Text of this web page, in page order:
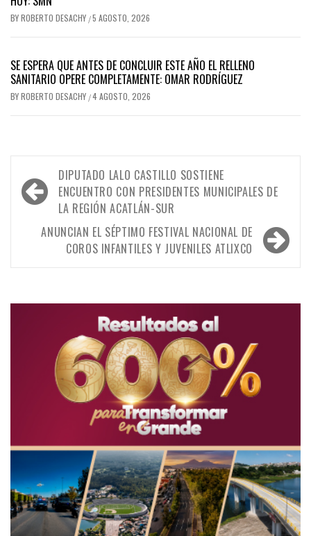
BYROBERTO DESACHY /5 AGOSTO, 2026
SE ESPERA QUE ANTES DE CONCLUIR ESTE AÑO EL RELLENO
SANITARIO OPERE COMPLETAMENTE: OMAR RODRÍGUEZ
BYROBERTO DESACHY /4 AGOSTO, 2026
Navegación
de
entradas
DIPUTADO LALO CASTILLO SOSTIENE
ENCUENTRO CON PRESIDENTES MUNICIPALES DE
LA REGIÓN ACATLÁN-SUR
ANUNCIAN EL SÉPTIMO FESTIVAL NACIONAL DE
COROS INFANTILES Y JUVENILES ATLIXCO